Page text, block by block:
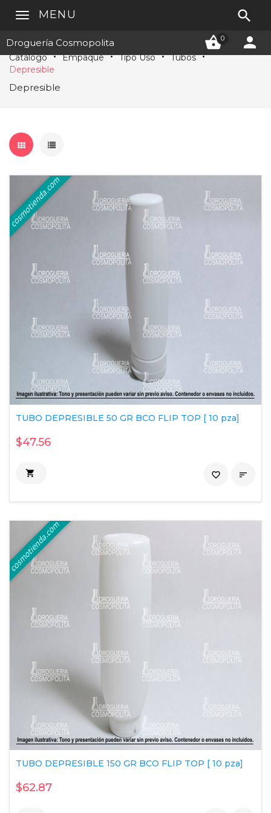
Droguería Cosmopolita 0 
MENU 
Catálogo Empaque Tipo Uso
Tubos
Depresible
Depresible
TUBO DEPRESIBLE 50 GR BCO FLIP TOP [ 10 pza]
$47.56
 
favorite_border
TUBO DEPRESIBLE 150 GR BCO FLIP TOP [ 10 pza]
$62.87